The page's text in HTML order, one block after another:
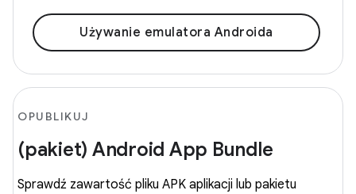
Używanie emulatora Androida
OPUBLIKUJ
(pakiet) Android App Bundle
Sprawdź zawartość pliku APK aplikacji lub pakietu